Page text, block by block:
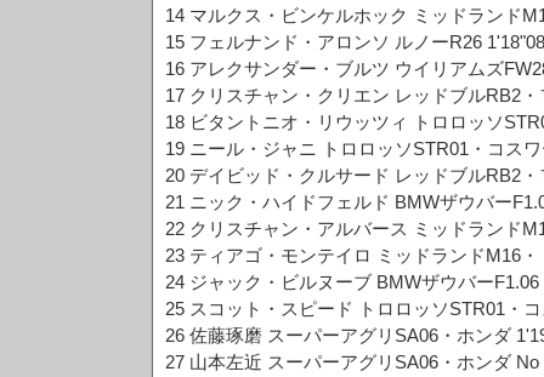
14 マルクス・ビンケルホック ミッドランド
15 フェルナンド・アロンソ ルノーR26
16 アレクサンダー・ブルツ ウイリアムズ
17 クリスチャン・クリエン レッドブルRB2
18 ビタントニオ・リウッツィ トロロッソ
19 ニール・ジャニ トロロッソSTR01・コス
20 デイビッド・クルサード レッドブルRB2
21 ニック・ハイドフェルド BMWザウバー
22 クリスチャン・アルバース ミッドランド
23 ティアゴ・モンテイロ ミッドランドM16・
24 ジャック・ビルヌーブ BMWザウバーF1.06
25 スコット・スピード トロロッソSTR01・
26 佐藤琢磨 スーパーアグリSA06・ホンダ
27 山本左近 スーパーアグリSA06・ホンダ No